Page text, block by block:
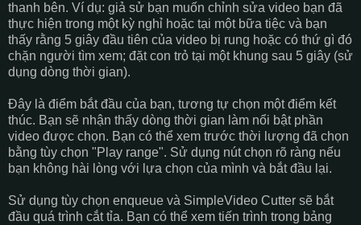
thanh bên. Ví dụ: giả sử bạn muốn chỉnh sửa video bạn đã
thực hiện trong một kỳ nghỉ hoặc tại một bữa tiệc và bạn
thấy rằng 5 giây đầu tiên của video bị rung hoặc có thứ gì đó
chặn người tìm xem; đặt con trỏ tại một khung sau 5 giây (sử
dụng dòng thời gian).
Đây là điểm bắt đầu của bạn, tương tự chọn một điểm kết
thúc. Bạn sẽ nhận thấy dòng thời gian làm nổi bật phần
video được chọn. Bạn có thể xem trước thời lượng đã chọn
bằng tùy chọn "Play range". Sử dụng nút chọn rõ ràng nếu
bạn không hài lòng với lựa chọn của mình và bắt đầu lại.
Sử dụng tùy chọn enqueue và SimpleVideo Cutter sẽ bắt
đầu quá trình cắt tỉa. Bạn có thể xem tiến trình trong bảng